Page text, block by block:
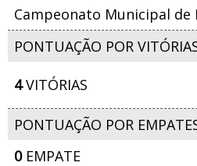
Campeonato Municipal de
PONTUAÇÃO POR
4VITÓRIAS
PONTUAÇÃO POR
0EMPATE